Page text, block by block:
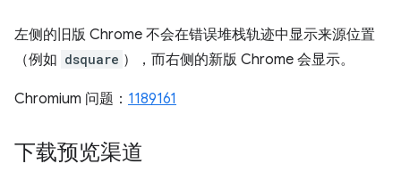
左侧的旧版 Chrome 不会在错误堆栈轨迹中显示来源位置
（例如 dsquare ），而右侧的新版 Chrome 会显示。
Chromium 问题： 1189161
下载预览渠道